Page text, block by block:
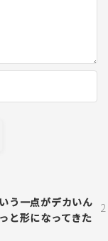
う一点がデカいん
と形になってきた